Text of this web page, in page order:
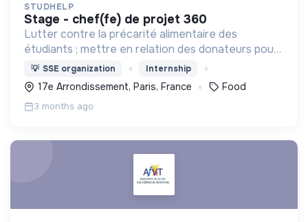
STUDHELP
stage - chef(fe) de projet 360
Lutter contre la précarité alimentaire des
étudiants ; mettre en relation des donateurs pour
des dons alimentaires et des étudiants dans toute
la France
💡 SSE organization Internship
17e Arrondissement, Paris, France Food
3 months ago